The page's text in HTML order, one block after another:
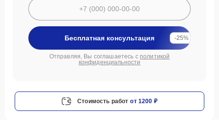
Бесплатная консультация -25%
Отправляя, Вы соглашаетесь с политикой
конфиденциальности
Стоимость работ от 1200 ₽